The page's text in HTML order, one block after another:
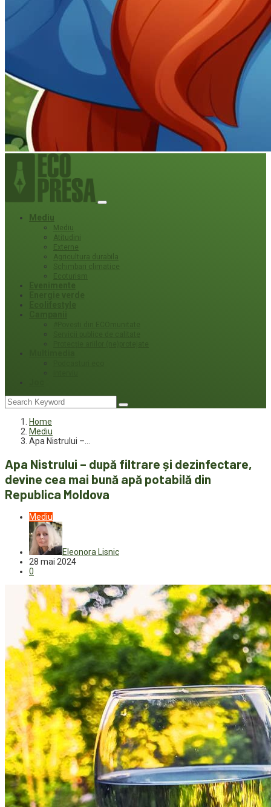
Mediu
Mediu
Atitudini
Externe
Agricultura durabila
Schimbari climatice
Ecoturism
Home
Mediu
Apa Nistrului –…
Apa Nistrului – după filtrare și dezinfectare,
devine cea mai bună apă potabilă din
Republica Moldova
Mediu
Eleonora Lisnic
28 mai 2024
0